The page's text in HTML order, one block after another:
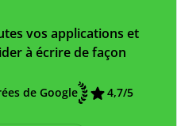
vos applications et
à écrire de façon
de Google 4,7/5